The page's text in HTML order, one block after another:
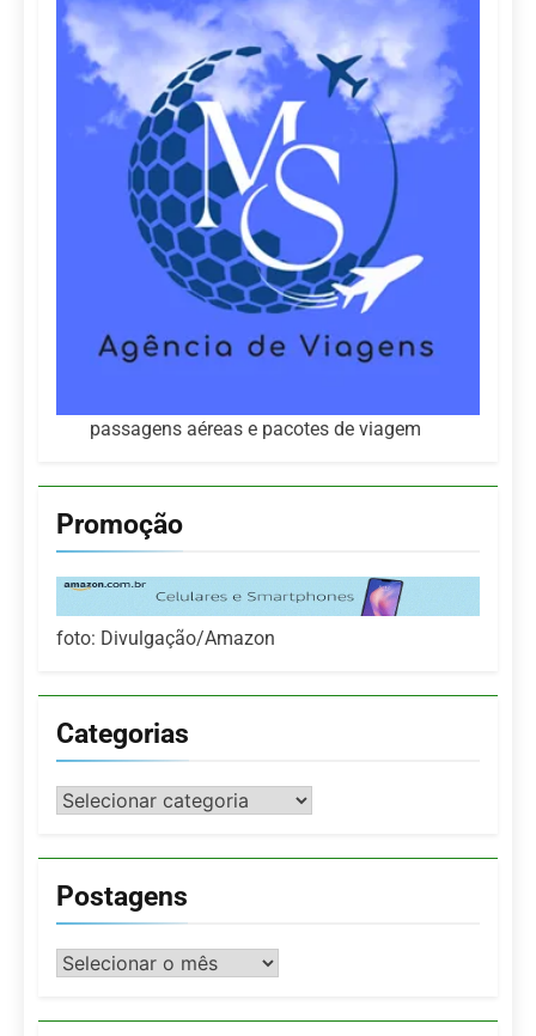
passagens aéreas e pacotes de viagem
Promoção
foto: Divulgação/Amazon
Categorias
Categorias
Postagens
Postagens